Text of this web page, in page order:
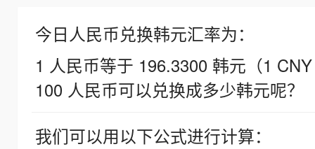
今日人民币兑换韩元汇率为：
1 人民币等于 196.3300 韩元（1
100 人民币可以兑换成多少韩元呢？
我们可以用以下公式进行计算：